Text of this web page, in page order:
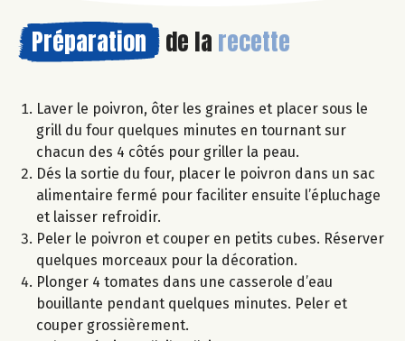
Préparation de la recette
Laver le poivron, ôter les graines et placer sous le
grill du four quelques minutes en tournant sur
chacun des 4 côtés pour griller la peau.
Dés la sortie du four, placer le poivron dans un sac
alimentaire fermé pour faciliter ensuite l’épluchage
et laisser refroidir.
Peler le poivron et couper en petits cubes. Réserver
quelques morceaux pour la décoration.
Plonger 4 tomates dans une casserole d’eau
bouillante pendant quelques minutes. Peler et
couper grossièrement.